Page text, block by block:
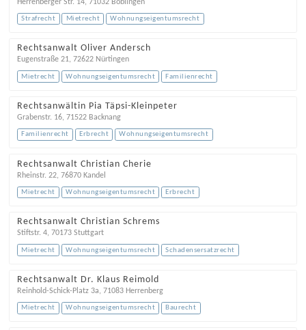
Herrenberger Str. 14, 71032 Böblingen
Strafrecht Mietrecht Wohnungseigentumsrecht
Rechtsanwalt Oliver Andersch
Eugenstraße 21, 72622 Nürtingen
Mietrecht Wohnungseigentumsrecht Familienrecht
Rechtsanwältin Pia Täpsi-Kleinpeter
Grabenstr. 16, 71522 Backnang
Familienrecht Erbrecht Wohnungseigentumsrecht
Rechtsanwalt Christian Cherie
Rheinstr. 22, 76870 Kandel
Mietrecht Wohnungseigentumsrecht Erbrecht
Rechtsanwalt Christian Schrems
Stiftstr. 4, 70173 Stuttgart
Mietrecht Wohnungseigentumsrecht Schadensersatzrecht
Rechtsanwalt Dr. Klaus Reimold
Reinhold-Schick-Platz 3a, 71083 Herrenberg
Mietrecht Wohnungseigentumsrecht Baurecht